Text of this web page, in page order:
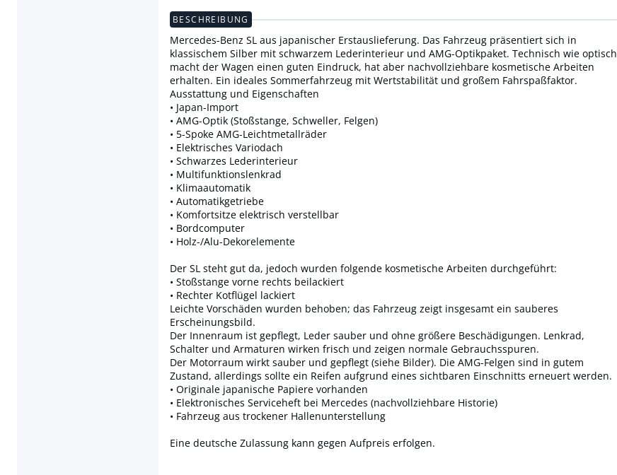
BESCHREIBUNG
Mercedes-Benz SL aus japanischer Erstauslieferung. Das Fahrzeug präsentiert sich in
klassischem Silber mit schwarzem Lederinterieur und AMG-Optikpaket. Technisch wie optisch
macht der Wagen einen guten Eindruck, hat aber nachvollziehbare kosmetische Arbeiten
erhalten. Ein ideales Sommerfahrzeug mit Wertstabilität und großem Fahrspaßfaktor.
Ausstattung und Eigenschaften
• Japan-Import
• AMG-Optik (Stoßstange, Schweller, Felgen)
• 5-Spoke AMG-Leichtmetallräder
• Elektrisches Variodach
• Schwarzes Lederinterieur
• Multifunktionslenkrad
• Klimaautomatik
• Automatikgetriebe
• Komfortsitze elektrisch verstellbar
• Bordcomputer
• Holz-/Alu-Dekorelemente
Der SL steht gut da, jedoch wurden folgende kosmetische Arbeiten durchgeführt:
• Stoßstange vorne rechts beilackiert
• Rechter Kotflügel lackiert
Leichte Vorschäden wurden behoben; das Fahrzeug zeigt insgesamt ein sauberes
Erscheinungsbild.
Der Innenraum ist gepflegt, Leder sauber und ohne größere Beschädigungen. Lenkrad,
Schalter und Armaturen wirken frisch und zeigen normale Gebrauchsspuren.
Der Motorraum wirkt sauber und gepflegt (siehe Bilder). Die AMG-Felgen sind in gutem
Zustand, allerdings sollte ein Reifen aufgrund eines sichtbaren Einschnitts erneuert werden.
• Originale japanische Papiere vorhanden
• Elektronisches Serviceheft bei Mercedes (nachvollziehbare Historie)
• Fahrzeug aus trockener Hallenunterstellung
Eine deutsche Zulassung kann gegen Aufpreis erfolgen.